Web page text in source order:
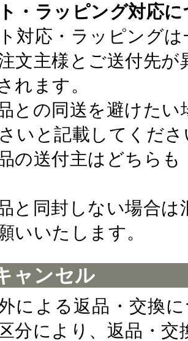
・ラッピング対応
対応・ラッピング
文主様とご送付先
れます。
との同送を避けた
いと記載してくださ
の送付主はどちら
と同封しない場合
いいたします。
ャンセル
による返品・交換
分により、返品・